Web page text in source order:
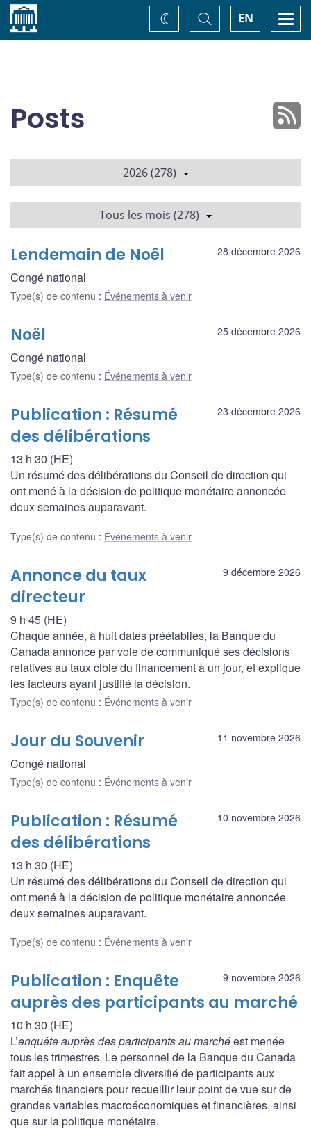
Accueil EN
Basculer
la
recherche
Changez
de
Posts
2026 (278)
Tous les mois (278)
28 décembre 2026
Lendemain de Noël
Congé national
Type(s) de contenu : Événements à venir
25 décembre 2026
Noël
Congé national
Type(s) de contenu : Événements à venir
23 décembre 2026
Publication : Résumé
des délibérations
13 h 30 (HE)
Un résumé des délibérations du Conseil de direction qui
ont mené à la décision de politique monétaire annoncée
deux semaines auparavant.
Type(s) de contenu : Événements à venir
9 décembre 2026
Annonce du taux
directeur
9 h 45 (HE)
Chaque année, à huit dates préétablies, la Banque du
Canada annonce par voie de communiqué ses décisions
relatives au taux cible du financement à un jour, et explique
les facteurs ayant justifié la décision.
Type(s) de contenu : Événements à venir
11 novembre 2026
Jour du Souvenir
Congé national
Type(s) de contenu : Événements à venir
10 novembre 2026
Publication : Résumé
des délibérations
13 h 30 (HE)
Un résumé des délibérations du Conseil de direction qui
ont mené à la décision de politique monétaire annoncée
deux semaines auparavant.
Type(s) de contenu : Événements à venir
9 novembre 2026
Publication : Enquête
auprès des participants au marché
10 h 30 (HE)
L’enquête auprès des participants au marchéest menée
tous les trimestres. Le personnel de la Banque du Canada
fait appel à un ensemble diversifié de participants aux
marchés financiers pour recueillir leur point de vue sur de
grandes variables macroéconomiques et financières, ainsi
que sur la politique monétaire.